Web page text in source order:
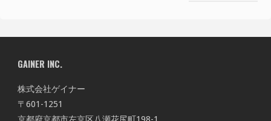
GAINER INC.
株式会社ゲイナー
〒601-1251